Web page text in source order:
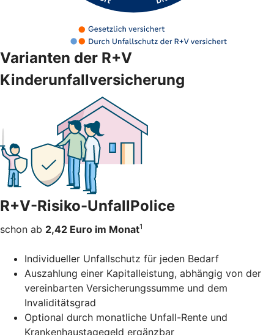
Varianten der R+V
Kinderunfallversicherung
R+V-Risiko-UnfallPolice
schon ab 2,42 Euro im Monat1
Individueller Unfallschutz für jeden Bedarf
Auszahlung einer Kapitalleistung, abhängig von der
vereinbarten Versicherungssumme und dem
Invaliditätsgrad
Optional durch monatliche Unfall-Rente und
Krankenhaustagegeld ergänzbar